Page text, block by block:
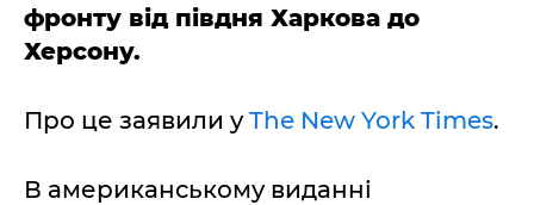
фронту від півдня Харкова до
Херсону.
Про це заявили уThe New York Times.
В американському виданні